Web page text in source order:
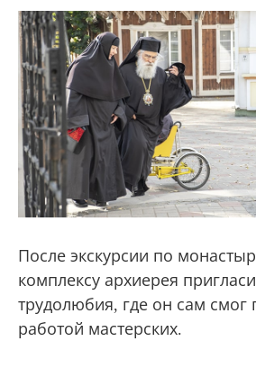
После экскурсии по
комплексу архиерея
трудолюбия, где он сам смог
работой мастерских.